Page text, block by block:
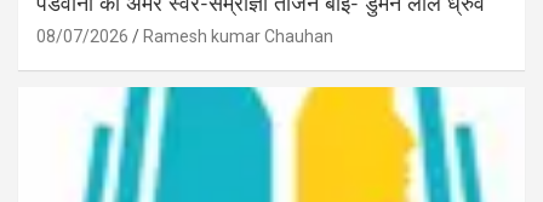
पंडवानी की अमर स्वर-सम्राज्ञी तीजन बाई- डुमन लाल ध्रुव
08/07/2026 Ramesh kumar Chauhan